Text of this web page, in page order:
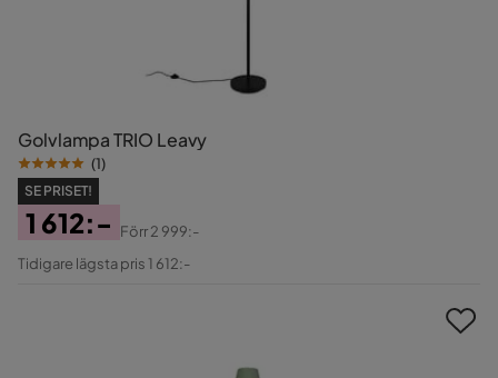
Golvlampa TRIO Leavy
(1)
SE PRISET!
Pris
1 612:-
Original
Förr2 999:-
Tidigare lägsta pris 1 612:-